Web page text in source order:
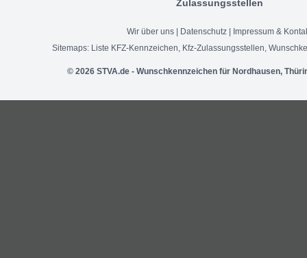
Zulassungsstellen
Wir über uns Datenschutz
Impressum &
Sitemaps: Liste KFZ-Kennzeichen, Kfz-Zulassungsstellen,
© 2026 STVA.de - Wunschkennzeichen für Nordhausen,